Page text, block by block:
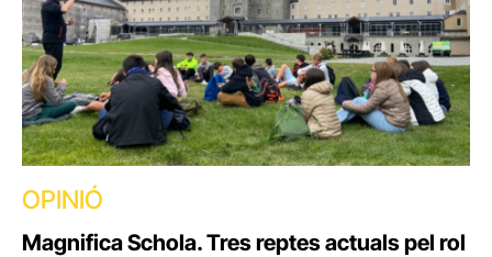
OPINIÓ
Magnifica Schola. Tres reptes actuals pel rol